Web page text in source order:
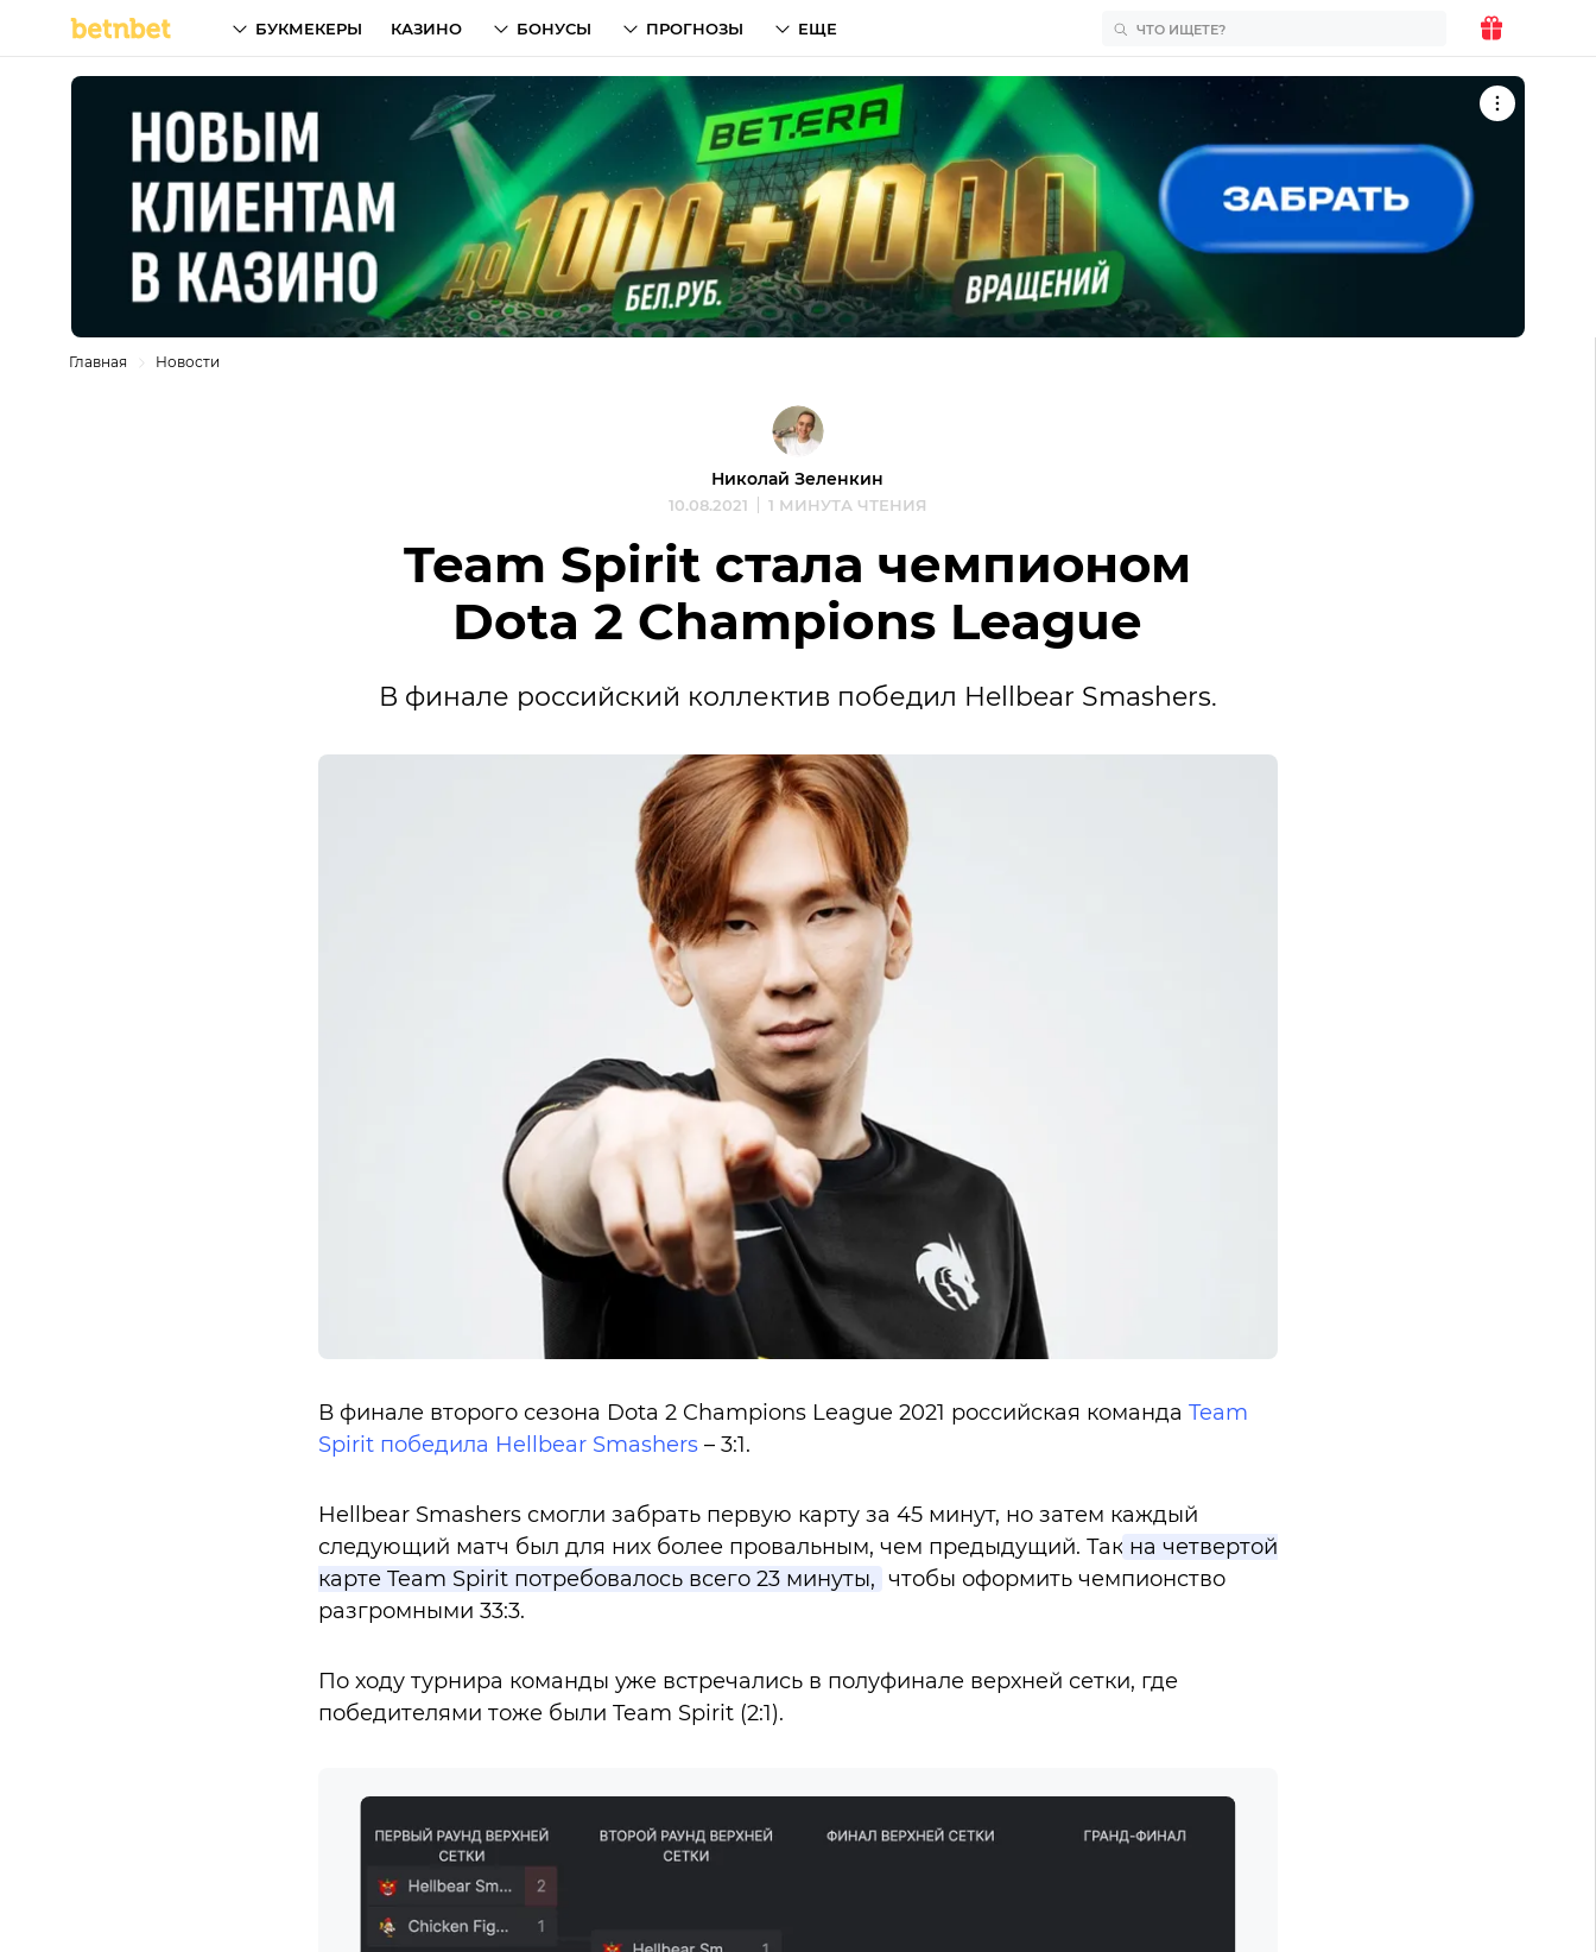
БУКМЕКЕРЫ КАЗИНО БОНУСЫ ПРОГНОЗЫ ЕЩЕ
Главная Новости
Николай Зеленкин
10.08.2021 1 МИНУТА ЧТЕНИЯ
Team Spirit стала чемпионом
Dota 2 Champions League
В финале российский коллектив победил Hellbear Smashers.
В финале второго сезона Dota 2 Champions League 2021 российская команда Team
Spirit победила Hellbear Smashers– 3:1.
Hellbear Smashers смогли забрать первую карту за 45 минут, но затем каждый
следующий матч был для них более провальным, чем предыдущий. Так на четвертой
карте Team Spirit потребовалось всего 23 минуты, чтобы оформить чемпионство
разгромными 33:3.
По ходу турнира команды уже встречались в полуфинале верхней сетки, где
победителями тоже были Team Spirit (2:1).